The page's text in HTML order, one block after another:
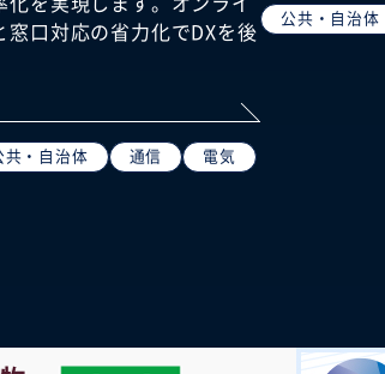
窓口対応の省力化でDXを後
共・自治体 通信
電気
公共・自治体